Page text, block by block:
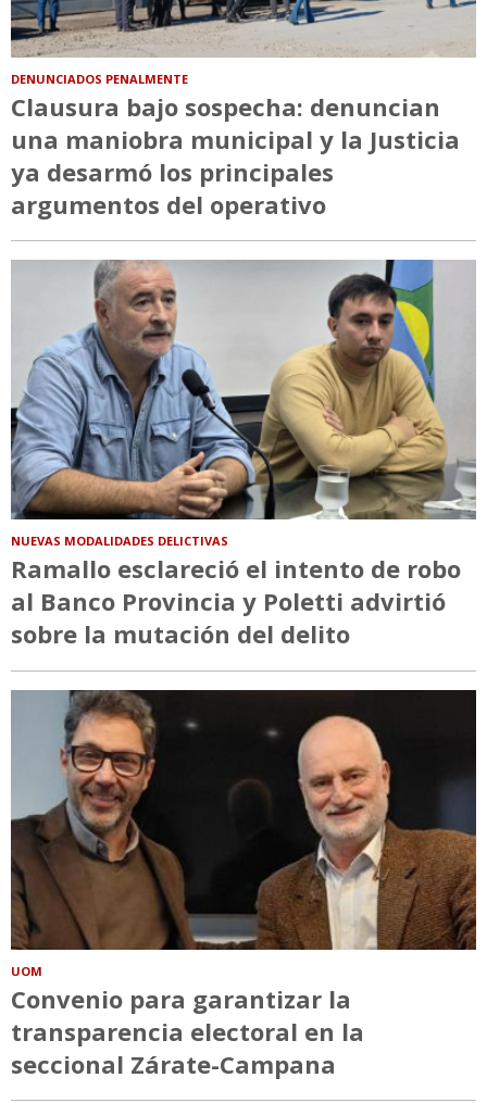
DENUNCIADOS PENALMENTE
Clausura bajo sospecha: denuncian
una maniobra municipal y la Justicia
ya desarmó los principales
argumentos del operativo
NUEVAS MODALIDADES DELICTIVAS
Ramallo esclareció el intento de robo
al Banco Provincia y Poletti advirtió
sobre la mutación del delito
UOM
Convenio para garantizar la
transparencia electoral en la
seccional Zárate-Campana